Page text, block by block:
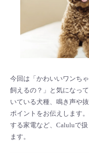
今回は「かわいいワンち
飼えるの？」と気になっ
いている犬種、鳴き声や
ポイントをお伝えします
する家電など、Caluluで
ます。